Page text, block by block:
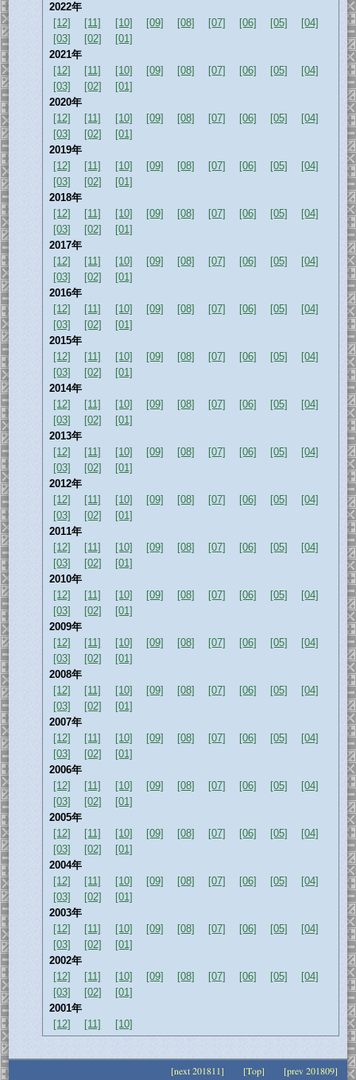
2022年
[12]
[11] [10] [09] [08] [07] [06] [05]
[04]
[03]
[02]
[01]
2021年
[12]
[11] [10] [09] [08] [07] [06] [05]
[04]
[03]
[02]
[01]
2020年
[12]
[11] [10] [09] [08] [07] [06] [05]
[04]
[03]
[02]
[01]
2019年
[12]
[11] [10] [09] [08] [07] [06] [05]
[04]
[03]
[02]
[01]
2018年
[12]
[11] [10] [09] [08] [07] [06] [05]
[04]
[03]
[02]
[01]
2017年
[12]
[11] [10] [09] [08] [07] [06] [05]
[04]
[03]
[02]
[01]
2016年
[12]
[11] [10] [09] [08] [07] [06] [05]
[04]
[03]
[02]
[01]
2015年
[12]
[11] [10] [09] [08] [07] [06] [05]
[04]
[03]
[02]
[01]
2014年
[12]
[11] [10] [09] [08] [07] [06] [05]
[04]
[03]
[02]
[01]
2013年
[12]
[11] [10] [09] [08] [07] [06] [05]
[04]
[03]
[02]
[01]
2012年
[12]
[11] [10] [09] [08] [07] [06] [05]
[04]
[03]
[02]
[01]
2011年
[12]
[11] [10] [09] [08] [07] [06] [05]
[04]
[03]
[02]
[01]
2010年
[12]
[11] [10] [09] [08] [07] [06] [05]
[04]
[03]
[02]
[01]
2009年
[12]
[11] [10] [09] [08] [07] [06] [05]
[04]
[03]
[02]
[01]
2008年
[12]
[11] [10] [09] [08] [07] [06] [05]
[04]
[03]
[02]
[01]
2007年
[12]
[11] [10] [09] [08] [07] [06] [05]
[04]
[03]
[02]
[01]
2006年
[12]
[11] [10] [09] [08] [07] [06] [05]
[04]
[03]
[02]
[01]
2005年
[12]
[11] [10] [09] [08] [07] [06] [05]
[04]
[03]
[02]
[01]
2004年
[12]
[11] [10] [09] [08] [07] [06] [05]
[04]
[03]
[02]
[01]
2003年
[12]
[11] [10] [09] [08] [07] [06] [05]
[04]
[03]
[02]
[01]
2002年
[12]
[11] [10] [09] [08] [07] [06] [05]
[04]
[03]
[02]
[01]
2001年
[12]
[11] [10]
[next 201811] [Top] [prev 201809]